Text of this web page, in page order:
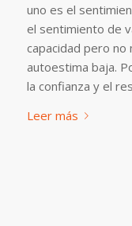
uno es el
el sentimiento de
capacidad pero no
autoestima baja.
la confianza y el
Leer más